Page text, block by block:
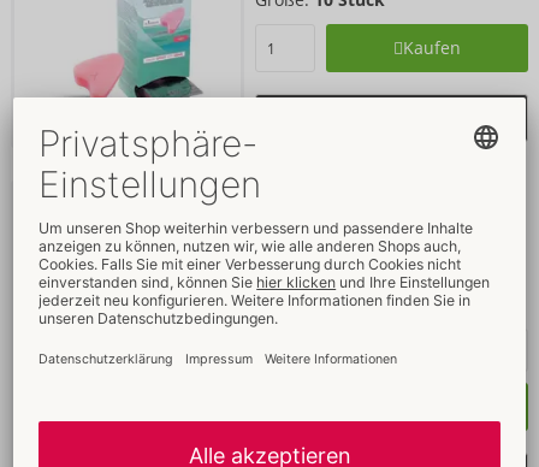
Kaufen
Soft-Tampons normal
Ohne Verkaufsverpackung
06300630000
UVP: 65,95 €